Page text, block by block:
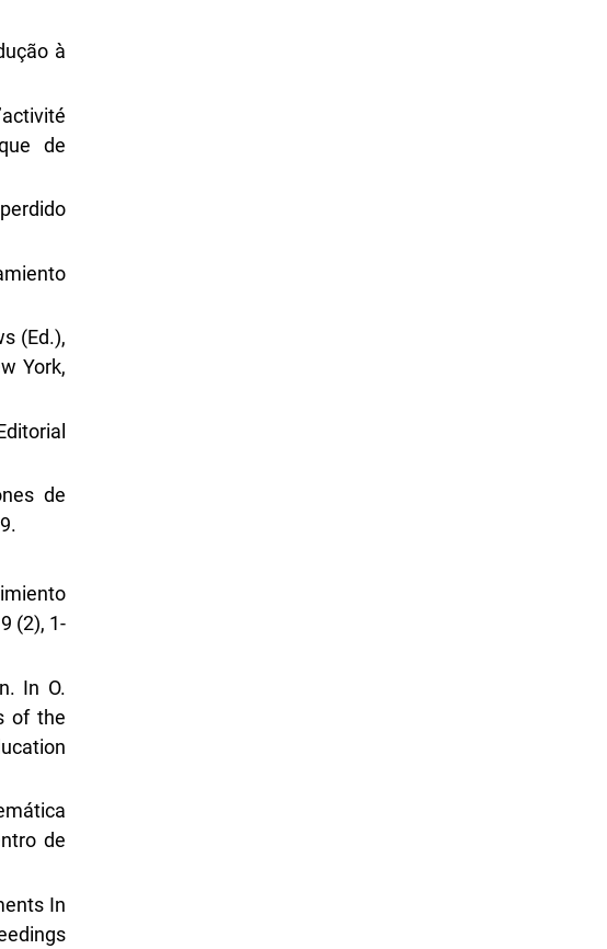
à
de
(Ed.),
York,
de
(2), 1-
In O.
of the
de
In